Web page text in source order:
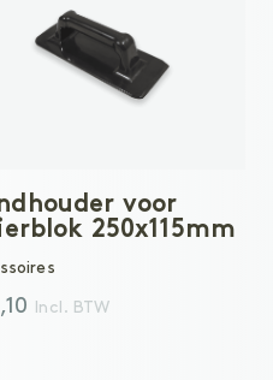
voor
250x115mm
Incl. BTW